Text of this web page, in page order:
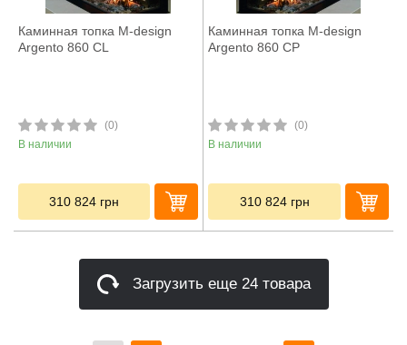
Каминная топка M-design
Argento 860 CL
(0)
В наличии
310 824 грн
Каминная топка M-design
Argento 860 CP
(0)
В наличии
310 824 грн
Загрузить еще 24 товара